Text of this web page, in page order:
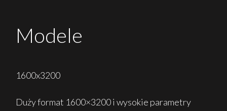
Modele
1600x3200
Duży format 1600×3200 i wysokie parametry